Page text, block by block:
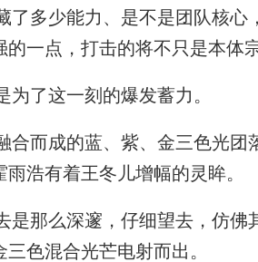
多少能力、是不是团队核心
一点，打击的将不只是本体
了这一刻的爆发蓄力。
而成的蓝、紫、金三色光团
浩有着王冬儿增幅的灵眸。
那么深邃，仔细望去，仿佛
色混合光芒电射而出。